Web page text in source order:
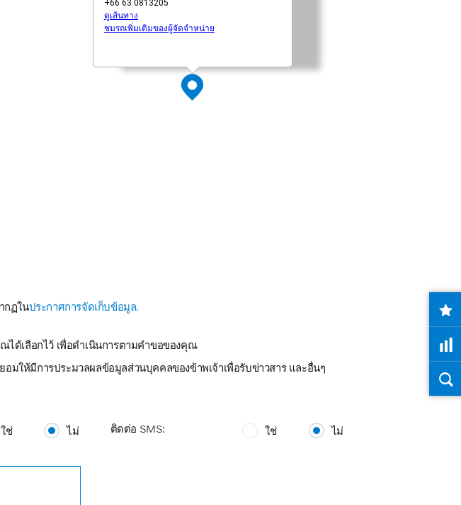
กฏในประกาศการจัดเก็บข้อมูล.
ด้เลือกไว้ เพื่อดำเนินการตามคำขอของคุณ
อมให้มีการประมวลผลข้อมูลส่วนบุคคลของข้าพเจ้าเพื่อรับข่าวสาร และอื่นๆ
ใช่ ไม่ ติดต่อ SMS: ใช่ ไม่